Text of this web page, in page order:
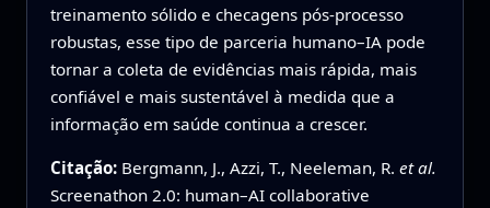
treinamento sólido e checagens pós-processo
robustas, esse tipo de parceria humano–IA pode
tornar a coleta de evidências mais rápida, mais
confiável e mais sustentável à medida que a
informação em saúde continua a crescer.
Citação: Bergmann, J., Azzi, T., Neeleman, R. et al.
Screenathon 2.0: human–AI collaborative